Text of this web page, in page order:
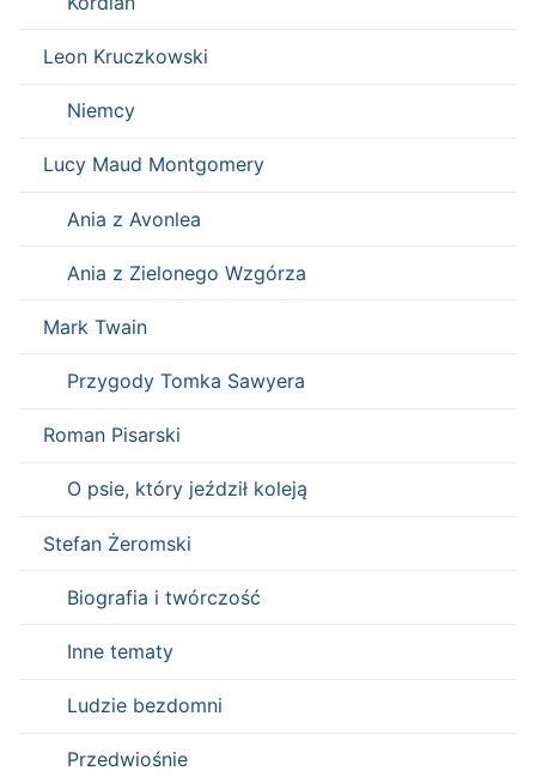
Leon Kruczkowski
Niemcy
Lucy Maud Montgomery
Ania z Avonlea
Ania z Zielonego Wzgórza
Mark Twain
Przygody Tomka Sawyera
Roman Pisarski
O psie, który jeździł koleją
Stefan Żeromski
Biografia i twórczość
Inne tematy
Ludzie bezdomni
Przedwiośnie